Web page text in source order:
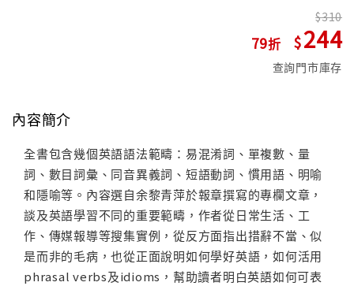
79
310
244
查詢門市庫存
內容簡介
全書包含幾個英語語法範疇：易混淆詞、單複數、量
詞、數目詞彙、同音異義詞、短語動詞、慣用語、明喻
和隱喻等。內容選自余黎青萍於報章撰寫的專欄文章，
談及英語學習不同的重要範疇，作者從日常生活、工
作、傳媒報導等搜集實例，從反方面指出措辭不當、似
是而非的毛病，也從正面說明如何學好英語，如何活用
phrasal verbs及idioms，幫助讀者明白英語如何可表